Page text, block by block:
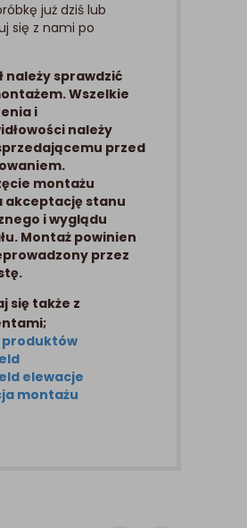
już dziś lub
się z nami po
należy sprawdzić
Wszelkie
i
należy
przed
montażu
akceptację stanu
i wyglądu
Montaż powinien
przez
się także z
elewacje
montażu